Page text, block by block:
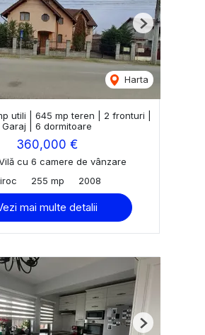
Harta
Next
utili | 645 mp teren | 2 fronturi |
Garaj | 6 dormitoare
360,000 €
cu 6 camere de vânzare
255 mp 2008
mai multe detalii
Next